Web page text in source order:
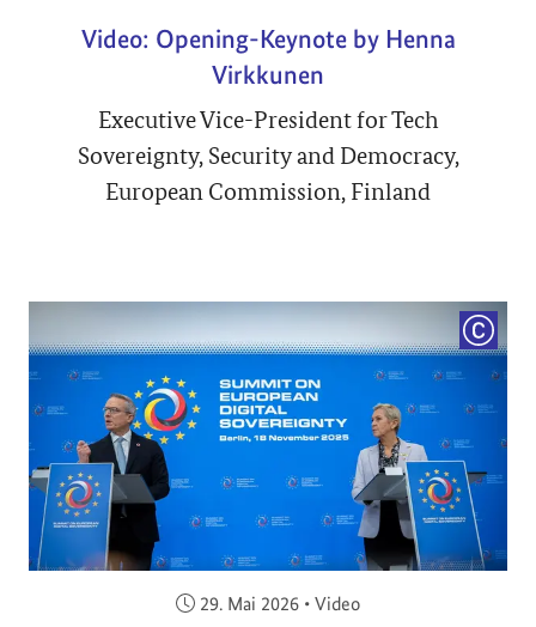
Video: Opening-Keynote by Henna
Virkkunen
Executive Vice-President for Tech
Sovereignty, Security and Democracy,
European Commission, Finland
Veröffentlicht am:
29. Mai 2026 • Video